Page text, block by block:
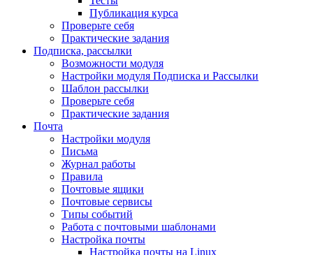
Публикация курса
Проверьте себя
Практические задания
Подписка, рассылки
Возможности модуля
Настройки модуля Подписка и Рассылки
Шаблон рассылки
Проверьте себя
Практические задания
Почта
Настройки модуля
Письма
Журнал работы
Правила
Почтовые ящики
Почтовые сервисы
Типы событий
Работа с почтовыми шаблонами
Настройка почты
Настройка почты на Linux